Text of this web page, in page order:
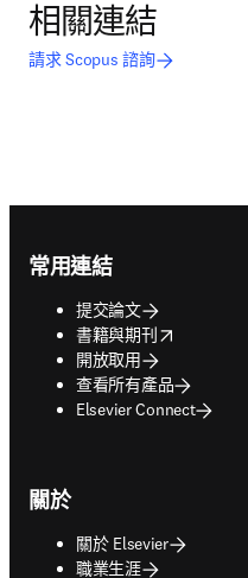
相關連結
請求 Scopus 諮詢
常用連結
提交論文
書籍與期刊
opens in new tab/window
開放取用
查看所有產品
Elsevier Connect
關於
關於 Elsevier
職業生涯